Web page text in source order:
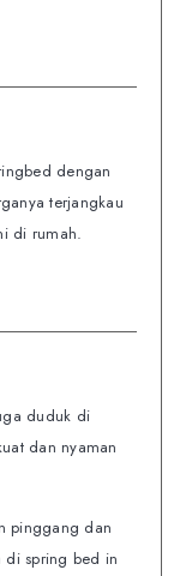
dengan
terjangkau
di rumah.
duduk di
dan nyaman
pinggang dan
di spring bed in